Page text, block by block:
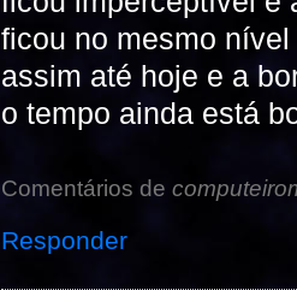
ficou no mesmo
assim até hoje e a
o tempo ainda está
Comentários de
Responder